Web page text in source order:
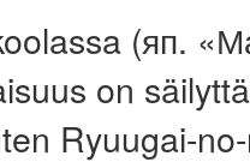
(яп.
on
Ryuugai-